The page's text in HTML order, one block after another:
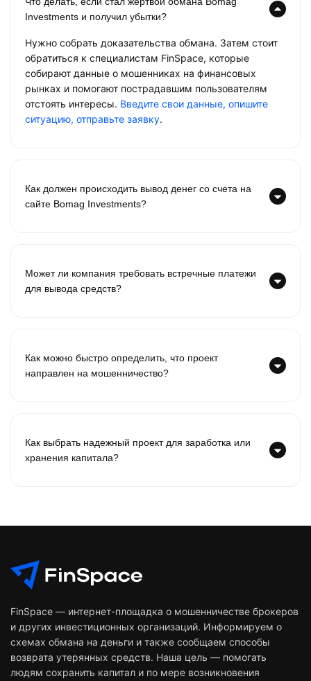
Investments и получил убытки?
Нужно собрать доказательства обмана. Затем стоит
обратиться к специалистам FinSpace, которые
собирают данные о мошенниках на финансовых
рынках и помогают пострадавшим пользователям
отстоять интересы. Введите свои данные, опишите
ситуацию, отправьте заявку.
Как должен происходить вывод денег со счета на
сайте Bomag Investments?
Может ли компания требовать встречные платежи
для вывода средств?
Как можно быстро определить, что проект
направлен на мошенничество?
Как выбрать надежный проект для заработка или
хранения капитала?
FinSpace — интернет-площадка о мошенничестве брокеров
и других инвестиционных организаций. Информируем о
схемах обмана на деньги и также сообщаем способы
возврата утерянных средств. Наша цель — помогать
людям сохранить капитал и по мере возникновения